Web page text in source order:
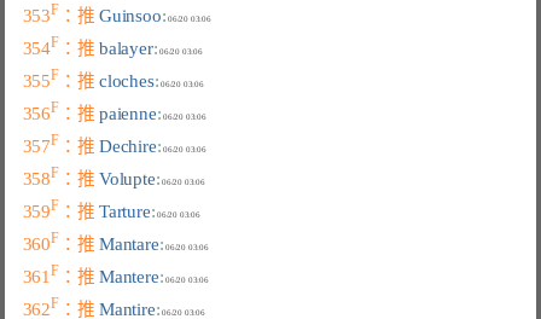
353F ：推 Guinsoo: 06/20 03:06
354F ：推 balayer: 06/20 03:06
355F ：推 cloches: 06/20 03:06
356F ：推 paienne: 06/20 03:06
357F ：推 Dechire: 06/20 03:06
358F ：推 Volupte: 06/20 03:06
359F ：推 Tarture: 06/20 03:06
360F ：推 Mantare: 06/20 03:06
361 F ：推 Mantere: 06/20 03:06
362F ：推 Mantire: 06/20 03:06